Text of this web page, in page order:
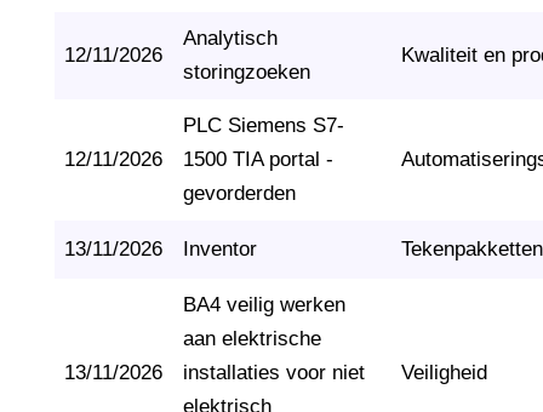
12/11/2026
Analytisch
storingzoeken
Kwaliteit en
12/11/2026
PLC Siemens S7-
1500 TIA portal -
gevorderden
13/11/2026 Inventor Tekenpakketten
13/11/2026
BA4 veilig werken
aan elektrische
installaties voor niet
elektrisch
Veiligheid